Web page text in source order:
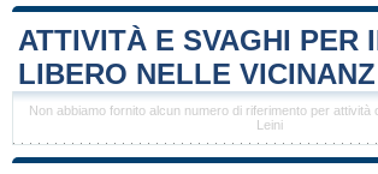
ATTIVITÀ E SVAGHI PER
LIBERO NELLE
Non abbiamo fornito alcun numero di riferimento per attività
Leini